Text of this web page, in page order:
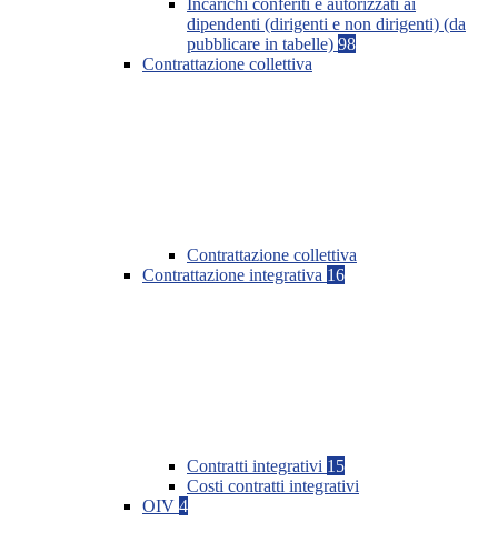
Incarichi conferiti e autorizzati ai
dipendenti (dirigenti e non dirigenti) (da
pubblicare in tabelle) 98
Contrattazione collettiva
Contrattazione collettiva
Contrattazione integrativa 16
Contratti integrativi 15
Costi contratti integrativi
OIV 4